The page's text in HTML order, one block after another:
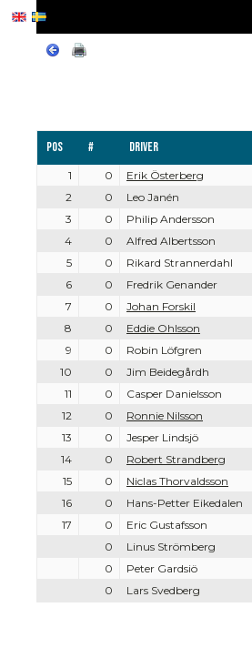
Pos # Driver
1 0 Erik Österberg
2
0 Leo Janén
3
0 Philip Andersson
4
0 Alfred Albertsson
5
0 Rikard Strannerdahl
6
0 Fredrik Genander
7
0 Johan Forskil
8
0 Eddie Ohlsson
9
0 Robin Löfgren
10
0 Jim Beidegårdh
11
0 Casper Danielsson
12
0 Ronnie Nilsson
13
0 Jesper Lindsjö
14
0 Robert Strandberg
15
0 Niclas Thorvaldsson
16
0 Hans-Petter Eikedalen
17
0 Eric Gustafsson
0
Linus Strömberg
0
Peter Gardsiö
0
Lars Svedberg